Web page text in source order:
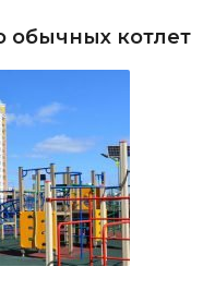
обычных котлет